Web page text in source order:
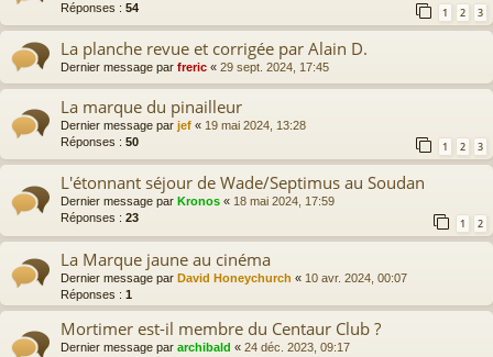
Réponses : 54 1 2 3
La planche revue et corrigée par Alain D.
Dernier message par freric « 29 sept. 2024, 17:45
La marque du pinailleur
Dernier message par jef « 19 mai 2024, 13:28
Réponses : 50 1 2 3
L'étonnant séjour de Wade/Septimus au Soudan
Dernier message par Kronos « 18 mai 2024, 17:59
Réponses : 23 1 2
La Marque jaune au cinéma
Dernier message par David Honeychurch « 10 avr. 2024, 00:07
Réponses : 1
Mortimer est-il membre du Centaur Club ?
Dernier message par archibald « 24 déc. 2023, 09:17